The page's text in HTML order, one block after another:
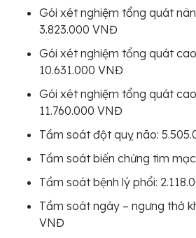
Gói xét nghiệm tổng quát
3.823.000 VNĐ
Gói xét nghiệm tổng quát
10.631.000 VNĐ
Gói xét nghiệm tổng quát
11.760.000 VNĐ
Tầm soát đột quỵ não:
Tầm soát biến chứng tim
Tầm soát bệnh lý phổi:
Tầm soát ngáy – ngưng thở
VNĐ